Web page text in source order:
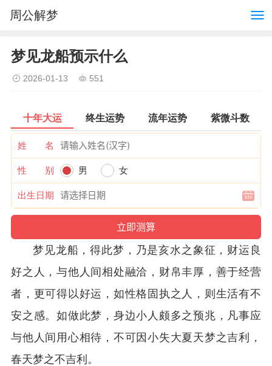
周公解梦
梦见龙船预示什么
2026-01-13 551
十年大运 终生运势 流年运势 紫微斗数
姓 名
性 别 男 女
出生日期
梦见龙船，得此梦，乃是亥水之象征，财运良
好之人，与他人间相处融洽，财帛丰厚，善于经营
者，更可得以好运，如性格固执之人，则生活有不
安之感。如做此梦，身边小人颇多之预兆，凡事应
与他人间用心相待，不可因小失大夏天梦之吉利，
春天梦之不吉利。